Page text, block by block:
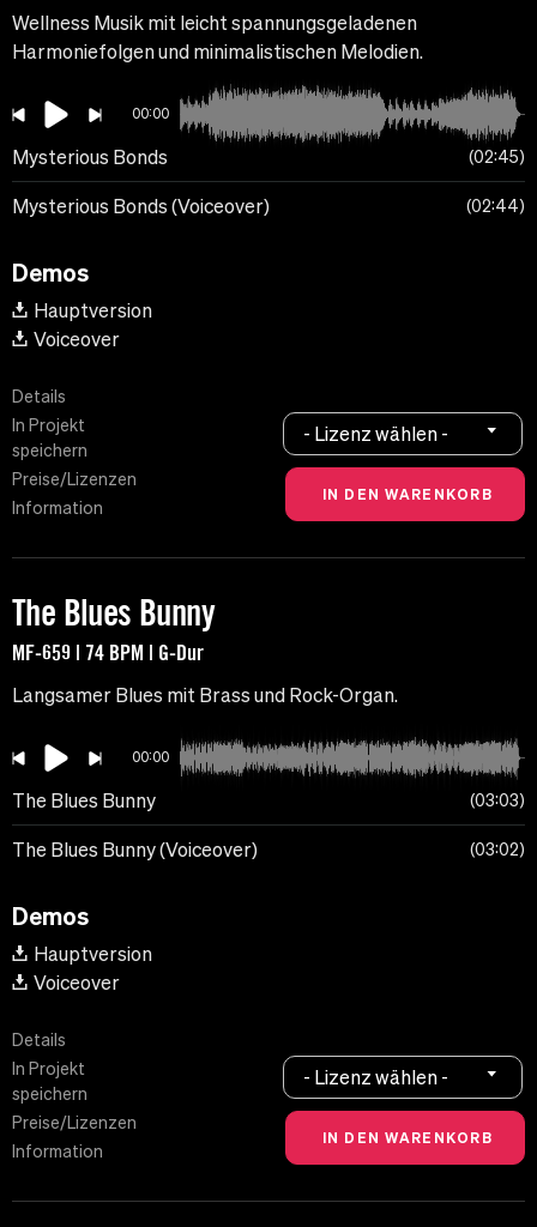
Wellness Musik mit leicht spannungsgeladenen
Harmoniefolgen und minimalistischen Melodien.
00:00
Mysterious Bonds 02:45
Mysterious Bonds (Voiceover) 02:44
Demos
Hauptversion
Voiceover
Details
In Projekt
speichern
Preise/Lizenzen
Information
- Lizenz wählen -
The Blues Bunny
MF-659 | 74 BPM | G-Dur
Langsamer Blues mit Brass und Rock-Organ.
00:00
The Blues Bunny 03:03
The Blues Bunny (Voiceover) 03:02
Demos
Hauptversion
Voiceover
Details
In Projekt
speichern
Preise/Lizenzen
Information
- Lizenz wählen -